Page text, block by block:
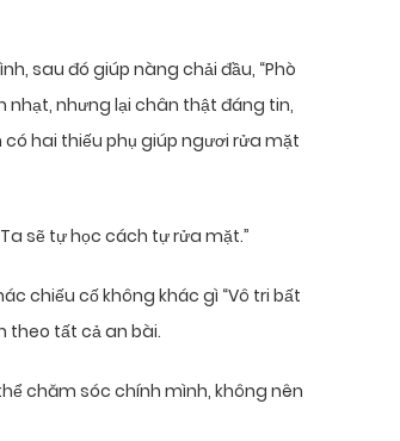
sau đó giúp nàng chải đầu, “Phò
nhạt, nhưng lại chân thật đáng tin,
có hai thiếu phụ giúp ngươi rửa mặt
sẽ tự học cách tự rửa mặt.”
chiếu cố không khác gì “Vô tri bất
theo tất cả an bài.
chăm sóc chính mình, không nên